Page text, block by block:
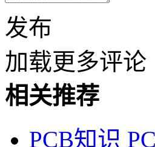
发布
加载更多评论
相关推荐
PCB知识